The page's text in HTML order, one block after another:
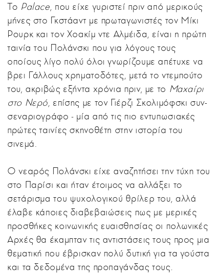
Το Palace, που είχε γυριστεί πριν από μερικούς
μήνες στο Γκστάαντ με πρωταγωνιστές τον Μίκι
Ρουρκ και τον Χοακίμ ντε Αλμέιδα, είναι η πρώτη
ταινία του Πολάνσκι που για λόγους τους
οποίους λίγο πολύ όλοι γνωρίζουμε απέτυχε να
βρει Γάλλους χρηματοδότες, μετά το ντεμπούτο
του, ακριβώς εξήντα χρόνια πριν, με το Μαχαίρι
στο Νερό, επίσης με τον Γιέρζι Σκολιμόφσκι συν-
σεναριογράφο ‒ μία από τις πιο εντυπωσιακές
πρώτες ταινίες σκηνοθέτη στην ιστορία του
σινεμά.
Ο νεαρός Πολάνσκι είχε αναζητήσει την τύχη του
στο Παρίσι και ήταν έτοιμος να αλλάξει το
σετάρισμα του ψυχολογικού θρίλερ του, αλλά
έλαβε κάποιες διαβεβαιώσεις πως με μερικές
προσθήκες κοινωνικής ευαισθησίας οι πολωνικές
Αρχές θα έκαμπταν τις αντιστάσεις τους προς μια
θεματική που έβρισκαν πολύ δυτική για τα γούστα
και τα δεδομένα της προπαγάνδας τους.